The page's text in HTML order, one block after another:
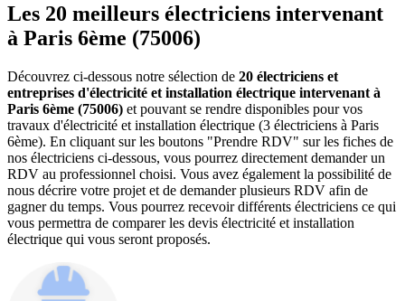
Les 20 meilleurs électriciens intervenant
à Paris 6ème (75006)
Découvrez ci-dessous notre sélection de 20 électriciens et
entreprises d'électricité et installation électrique intervenant à
Paris 6ème (75006) et pouvant se rendre disponibles pour vos
travaux d'électricité et installation électrique (3 électriciens à Paris
6ème). En cliquant sur les boutons "Prendre RDV" sur les fiches de
nos électriciens ci-dessous, vous pourrez directement demander un
RDV au professionnel choisi. Vous avez également la possibilité de
nous décrire votre projet et de demander plusieurs RDV afin de
gagner du temps. Vous pourrez recevoir différents électriciens ce qui
vous permettra de comparer les devis électricité et installation
électrique qui vous seront proposés.